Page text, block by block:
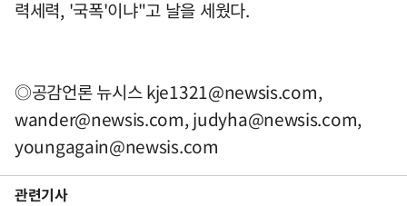
력세력, '국폭'이냐"고 날을 세웠다.
◎공감언론 뉴시스kje1321@newsis.com,
wander@newsis.com, judyha@newsis.com,
youngagain@newsis.com
관련기사